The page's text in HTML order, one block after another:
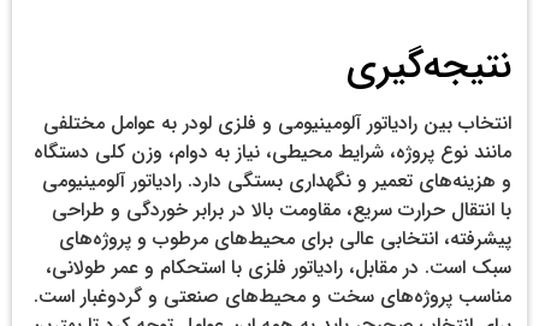
نتیجه‌گیری
انتخاب بین رادیاتور آلومینیومی و فلزی لودر به عوامل مختلفی
مانند نوع پروژه، شرایط محیطی، نیاز به دوام، وزن کلی دستگاه
و هزینه‌های تعمیر و نگهداری بستگی دارد. رادیاتور آلومینیومی
با انتقال حرارت سریع، مقاومت بالا در برابر خوردگی و طراحی
پیشرفته، انتخابی عالی برای محیط‌های مرطوب و پروژه‌های
سبک است. در مقابل، رادیاتور فلزی با استحکام و عمر طولانی،
مناسب پروژه‌های سخت و محیط‌های صنعتی و گردوغبار است.